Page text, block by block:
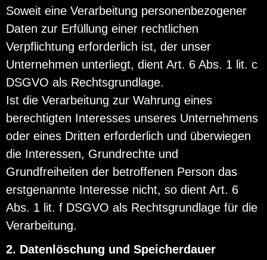
Soweit eine Verarbeitung personenbezogener
Daten zur Erfüllung einer rechtlichen
Verpflichtung erforderlich ist, der unser
Unternehmen unterliegt, dient Art. 6 Abs. 1 lit. c
DSGVO als Rechtsgrundlage.
Ist die Verarbeitung zur Wahrung eines
berechtigten Interesses unseres Unternehmens
oder eines Dritten erforderlich und überwiegen
die Interessen, Grundrechte und
Grundfreiheiten der betroffenen Person das
erstgenannte Interesse nicht, so dient Art. 6
Abs. 1 lit. f DSGVO als Rechtsgrundlage für die
Verarbeitung.
2. Datenlöschung und Speicherdauer